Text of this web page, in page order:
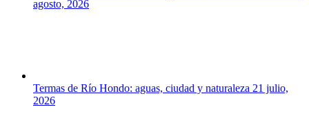
agosto, 2026
Termas de Río Hondo: aguas, ciudad y naturaleza 21 julio,
2026